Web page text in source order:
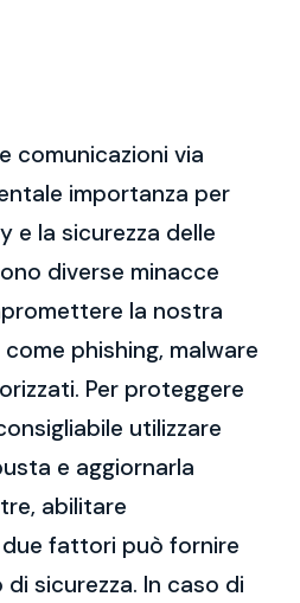
comunicazioni via
importanza per
e la sicurezza delle
diverse minacce
la nostra
phishing, malware
Per proteggere
utilizzare
e aggiornarla
abilitare
due fattori può fornire
sicurezza. In caso di